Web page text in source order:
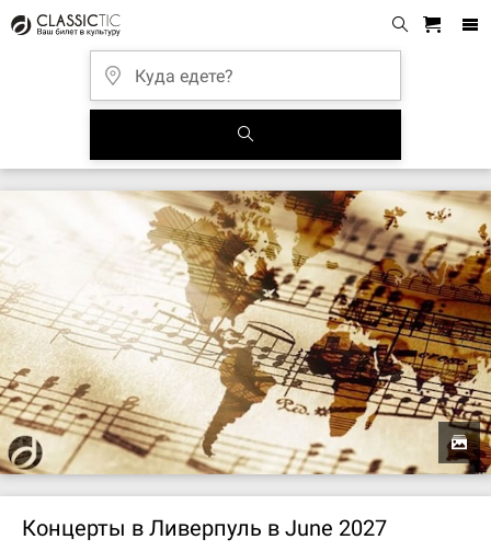
Концерты в Ливерпуль в June 2027